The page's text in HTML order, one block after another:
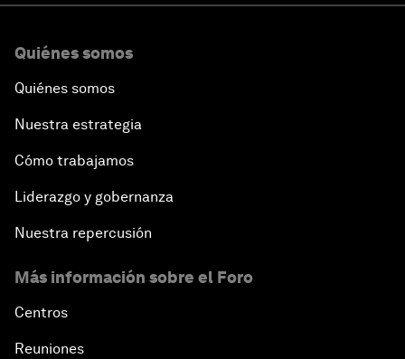
Quiénes somos
Quiénes somos
Nuestra estrategia
Cómo trabajamos
Liderazgo y gobernanza
Nuestra repercusión
Más información sobre el Foro
Centros
Reuniones